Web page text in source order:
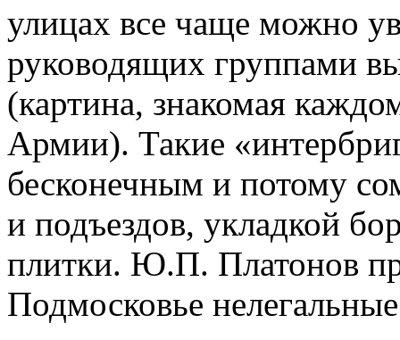
улицах все чаще можно
руководящих группами
(картина, знакомая
Армии). Такие
бесконечным и потому
и подъездов, укладкой
плитки. Ю.П. Платонов
Подмосковье